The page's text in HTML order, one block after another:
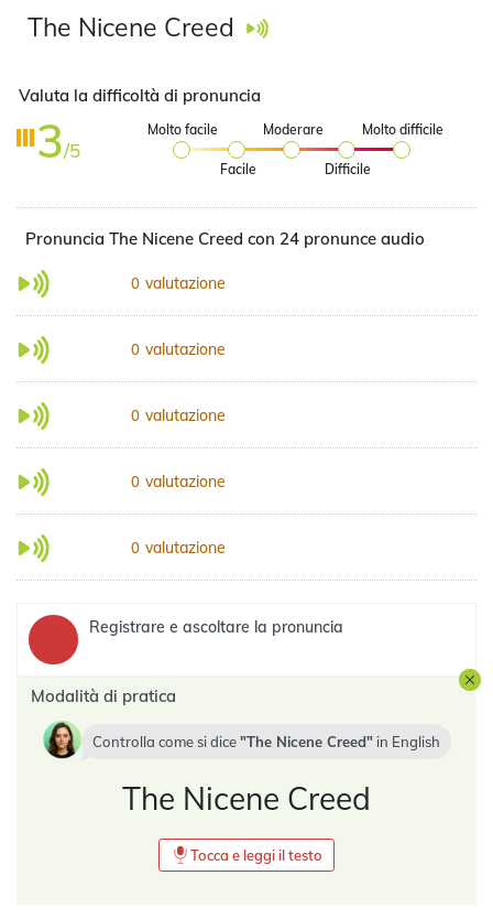
The Nicene Creed
Valuta la difficoltà di pronuncia
3/5
Molto facile
Facile
Moderare
Difficile
Molto difficile
Pronuncia The Nicene Creed con 24 pronunce audio
0 valutazione
0 valutazione
0 valutazione
0 valutazione
0 valutazione
Registrare e ascoltare la pronuncia
Modalità di pratica
Controlla come si dice The Nicene Creed in English
The Nicene Creed
Tocca e leggi il testo